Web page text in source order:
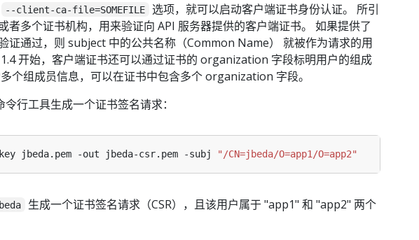
--client-ca-file=SOMEFILE
选项，就可以启动客户端证书身份认证。 所引
者多个证书机构，用来验证向 API 服务器提供的客户端证书。 如果提供了
证通过，则 subject 中的公共名称（Common Name） 就被作为请求的用
开始，客户端证书还可以通过证书的 organization 字段标明用户的组成
个组成员信息，可以在证书中包含多个 organization 字段。
令行工具生成一个证书签名请求：
jbeda.pem -out jbeda-csr.pem -subj "/CN=jbeda/O=app1/O=app2"
生成一个证书签名请求（CSR），且该用户属于 "app1" 和 "app2" 两个